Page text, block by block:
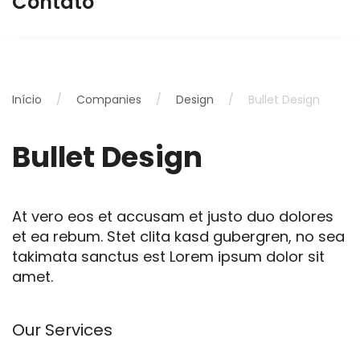
Início Companies Design Bullet Design
Bullet Design
At vero eos et accusam et justo duo dolores
et ea rebum. Stet clita kasd gubergren, no sea
takimata sanctus est Lorem ipsum dolor sit
amet.
Our Services